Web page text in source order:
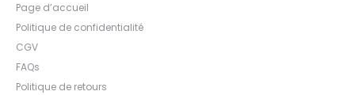
Page d’accueil
Politique de confidentialité
CGV
FAQs
Politique de retours